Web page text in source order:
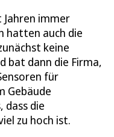
immer
hatten auch die
keine
bat dann die Firma,
für
Gebäude
dass die
zu hoch ist.